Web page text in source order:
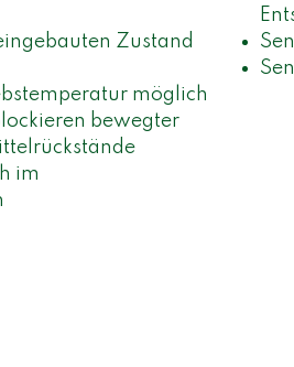
Zustand
möglich
bewegter
im